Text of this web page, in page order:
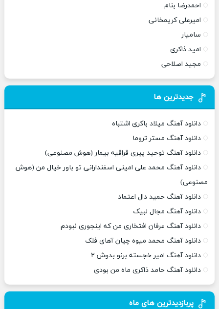
احمدرضا بنام
امیرعلی کریمخانی
سامیار
امید ذاکری
مجید اصلاحی
جدیدترین ها
دانلود آهنگ میلاد باکری اشتباه
دانلود آهنگ مستر تروما
دانلود آهنگ توحید پیری قراقیه بیمار (هوش مصنوعی)
دانلود آهنگ محمد علی امینی اسفندارانی تو باور خیال من (هوش
مصنوعی)
دانلود آهنگ حمید دال اعتماد
دانلود آهنگ مجال لبیک
دانلود آهنگ عرفان افتخاری من که اینجوری نبودم
دانلود آهنگ محمد میوه چیان آهای فلک
دانلود آهنگ امیر خجسته برنو بدوش ۲
دانلود آهنگ حامد ذاکری ماه من بودی
پربازدیدترین های ماه